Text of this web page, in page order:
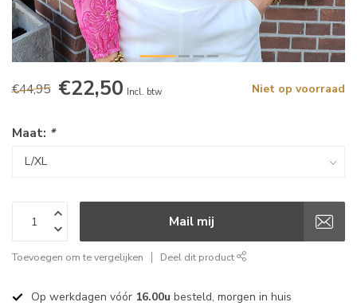
€44,95 €22,50 Incl. btw Niet op voorraad
Maat: *
Mail mij
Toevoegen om te vergelijken Deel dit product
Op werkdagen vóór 16.00u besteld, morgen in huis